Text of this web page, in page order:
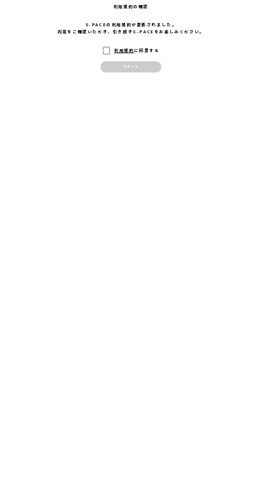
利用規約の確認
S-PACEの利用規約が更新されました。
内容をご確認いただき、引き続きS-PACEをお楽しみください。
利用規約 に同意する
スタート
以下を実施して次に進みましょう
画面ロックを解除してください
画面を横向きにしてください